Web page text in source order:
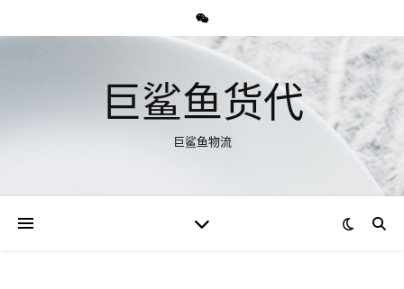
巨鲨鱼货代
巨鲨鱼物流